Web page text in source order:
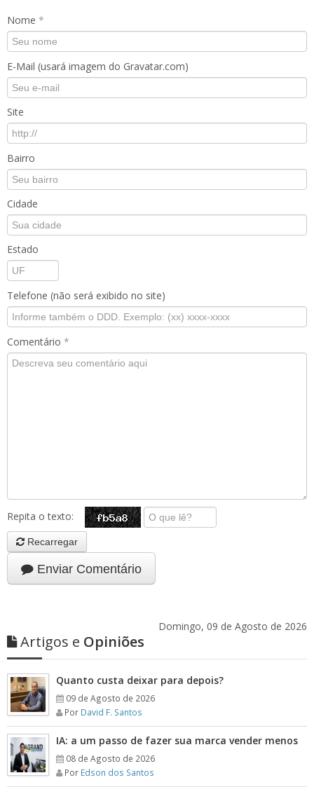
Nome *
E-Mail (usará imagem do Gravatar.com)
Site
Bairro
Cidade
Estado
Telefone (não será exibido no site)
Comentário *
Repita o texto:
Recarregar
Enviar Comentário
Domingo, 09 de Agosto de 2026
Artigos e Opiniões
Quanto custa deixar para depois?
09 de Agosto de 2026
Por David F. Santos
IA: a um passo de fazer sua marca vender menos
08 de Agosto de 2026
Por Edson dos Santos